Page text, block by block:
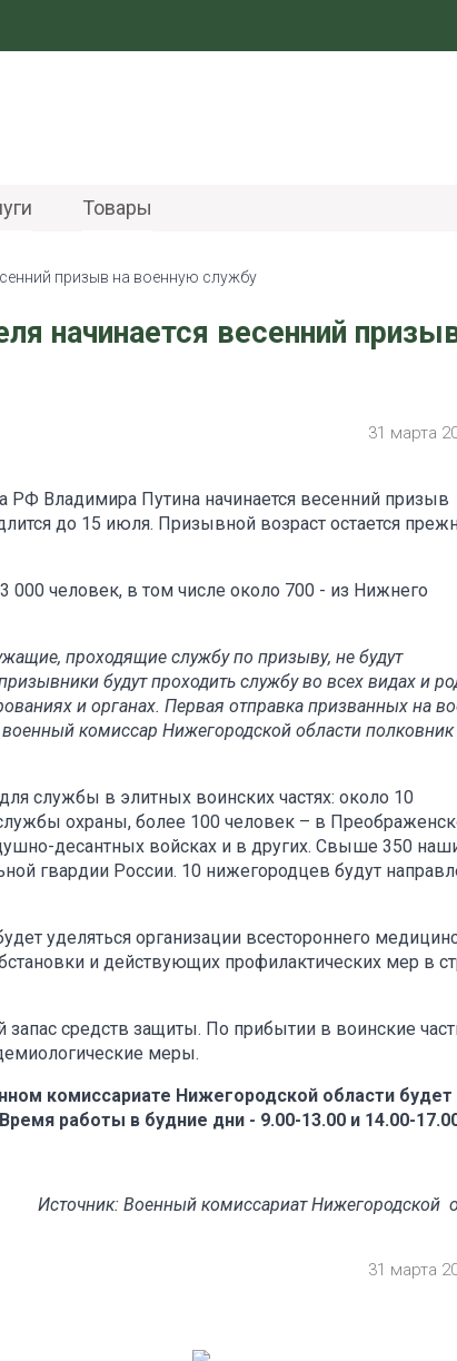
Товары
призыв на военную службу
начинается весенний
31 марта
РФ Владимира Путина начинается весенний призыв
до 15 июля. Призывной возраст остается
000 человек, в том числе около 700 - из Нижнего
проходящие службу по призыву, не будут
будут проходить службу во всех видах и
и органах. Первая отправка призванных на
комиссар Нижегородской области полковник
службы в элитных воинских частях: около 10
охраны, более 100 человек – в
десантных войсках и в других. Свыше 350
гвардии России. 10 нижегородцев будут
уделяться организации всестороннего
и действующих профилактических мер в
средств защиты. По прибытии в воинские
меры.
комиссариате Нижегородской области будет
работы в будние дни - 9.00-13.00 и 14.00-
Источник: Военный комиссариат Нижегородской
31 марта